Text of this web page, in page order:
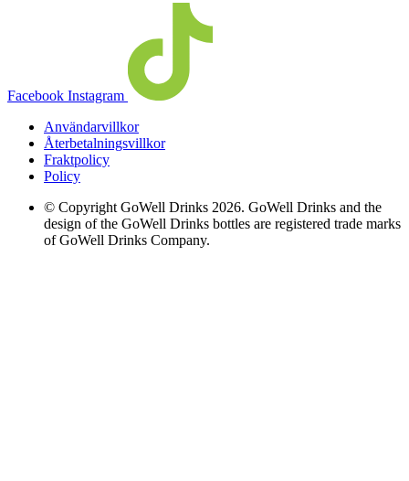
Facebook Instagram
Användarvillkor
Återbetalningsvillkor
Fraktpolicy
Policy
© Copyright GoWell Drinks 2026. GoWell Drinks and the
design of the GoWell Drinks bottles are registered trade marks
of GoWell Drinks Company.